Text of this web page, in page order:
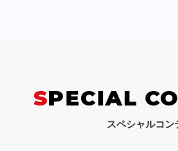
SPECIAL
スペシャルコン